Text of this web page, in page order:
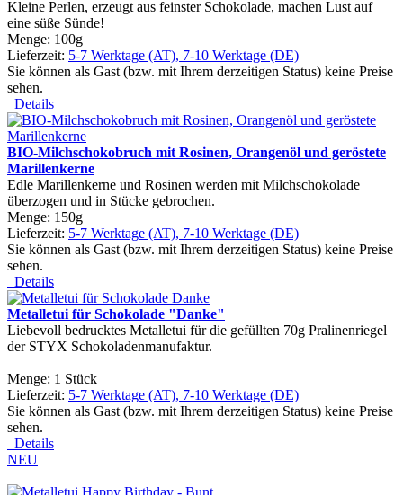
Kleine Perlen, erzeugt aus feinster Schokolade, machen Lust auf
eine süße Sünde!
Menge: 100g
Lieferzeit: 5-7 Werktage (AT), 7-10 Werktage (DE)
Sie können als Gast (bzw. mit Ihrem derzeitigen Status) keine Preise
sehen.
Details
BIO-Milchschokobruch mit Rosinen, Orangenöl und geröstete
Marillenkerne
Edle Marillenkerne und Rosinen werden mit Milchschokolade
überzogen und in Stücke gebrochen.
Menge: 150g
Lieferzeit: 5-7 Werktage (AT), 7-10 Werktage (DE)
Sie können als Gast (bzw. mit Ihrem derzeitigen Status) keine Preise
sehen.
Details
Metalletui für Schokolade "Danke"
Liebevoll bedrucktes Metalletui für die gefüllten 70g Pralinenriegel
der STYX Schokoladenmanufaktur.
Menge: 1 Stück
Lieferzeit: 5-7 Werktage (AT), 7-10 Werktage (DE)
Sie können als Gast (bzw. mit Ihrem derzeitigen Status) keine Preise
sehen.
Details
NEU